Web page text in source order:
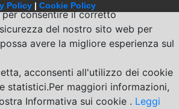
Policy | Cookie Policy
consentire il corretto
del nostro sito web per
avere la migliore esperienza sul
acconsenti all'utilizzo dei cookie
statistici.Per maggiori informazioni,
Informativa sui cookie . Leggi